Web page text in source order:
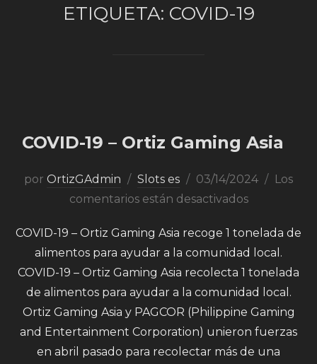
ETIQUETA: COVID-19
COVID-19 – Ortiz Gaming Asia
por OrtizGAdmin Slots es 03/14/2024
Los
comentarios están desactivados
COVID-19 – Ortiz Gaming Asia recoge 1 tonelada de
alimentos para ayudar a la comunidad local.
COVID-19 – Ortiz Gaming Asia recolecta 1 tonelada
de alimentos para ayudar a la comunidad local.
Ortiz Gaming Asia y PAGCOR (Philippine Gaming
and Entertainment Corporation) unieron fuerzas
en abril pasado para recolectar más de una